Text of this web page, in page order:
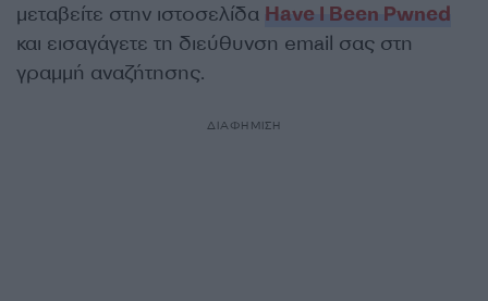
μεταβείτε στην ιστοσελίδα Have I Been Pwned
και εισαγάγετε τη διεύθυνση email σας στη
γραμμή αναζήτησης.
ΔΙΑΦΗΜΙΣΗ